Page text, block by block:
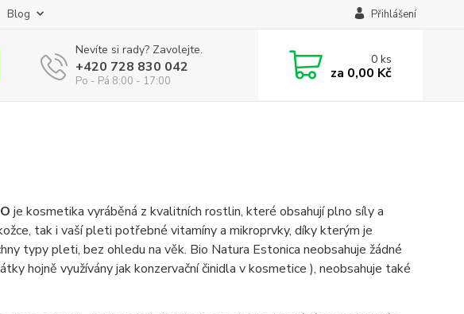
Blog Přihlášení
Nevíte si rady? Zavolejte.
+420 728 830 042
Po - Pá 8:00 - 17:00
0ks
za 0,00 Kč
je kosmetika vyráběná z kvalitních rostlin, které obsahují plno síly a
tak i vaší pleti potřebné vitamíny a mikroprvky, díky kterým je
typy pleti, bez ohledu na věk. Bio Natura Estonica neobsahuje žádné
hojně využívány jak konzervační činidla v kosmetice ), neobsahuje také